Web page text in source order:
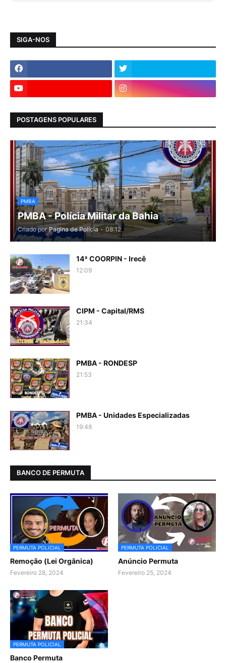
SIGA-NOS
POSTAGENS POPULARES
PMBA
PMBA - Polícia Militar da Bahia
Criado por Pagina de Polícia - 08:12
14ª COORPIN - Irecê
12:09
CIPM - Capital/RMS
21:34
PMBA - RONDESP
21:53
PMBA - Unidades Especializadas
19:48
BANCO DE PERMUTA
PERMUTA POLICIAL
Remoção (Lei Orgânica)
Fevereiro 28, 2024
PERMUTA POLICIAL
Anúncio Permuta
Fevereiro 25, 2024
PERMUTA POLICIAL
Banco Permuta